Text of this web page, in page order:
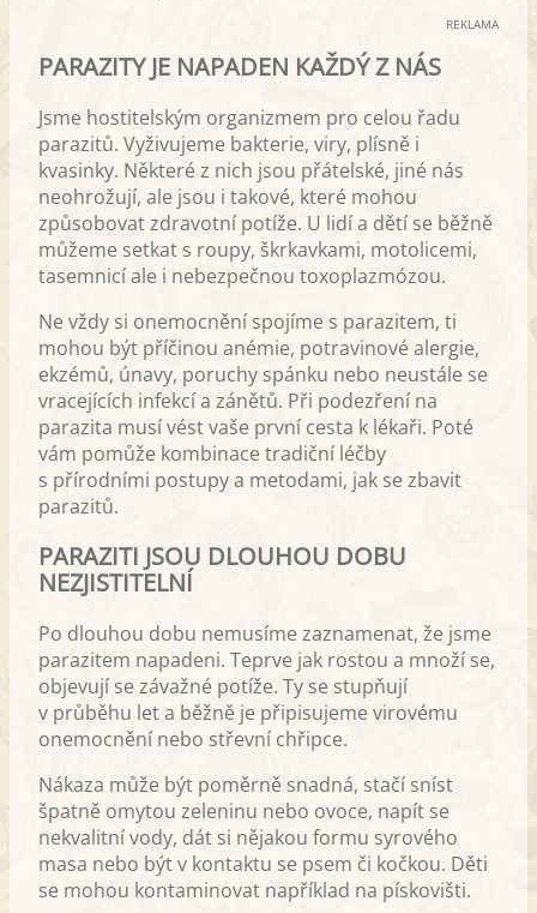
REKLAMA
PARAZITY JE NAPADEN KAŽDÝ Z NÁS
Jsme hostitelským organizmem pro celou řadu
parazitů. Vyživujeme bakterie, viry, plísně i
kvasinky. Některé z nich jsou přátelské, jiné nás
neohrožují, ale jsou i takové, které mohou
způsobovat zdravotní potíže. U lidí a dětí se běžně
můžeme setkat s roupy, škrkavkami, motolicemi,
tasemnicí ale i nebezpečnou toxoplazmózou.
Ne vždy si onemocnění spojíme s parazitem, ti
mohou být příčinou anémie, potravinové alergie,
ekzémů, únavy, poruchy spánku nebo neustále se
vracejících infekcí a zánětů. Při podezření na
parazita musí vést vaše první cesta k lékaři. Poté
vám pomůže kombinace tradiční léčby
s přírodními postupy a metodami, jak se zbavit
parazitů.
PARAZITI JSOU DLOUHOU DOBU
NEZJISTITELNÍ
Po dlouhou dobu nemusíme zaznamenat, že jsme
parazitem napadeni. Teprve jak rostou a množí se,
objevují se závažné potíže. Ty se stupňují
v průběhu let a běžně je připisujeme virovému
onemocnění nebo střevní chřipce.
Nákaza může být poměrně snadná, stačí sníst
špatně omytou zeleninu nebo ovoce, napít se
nekvalitní vody, dát si nějakou formu syrového
masa nebo být v kontaktu se psem či kočkou. Děti
se mohou kontaminovat například na pískovišti.